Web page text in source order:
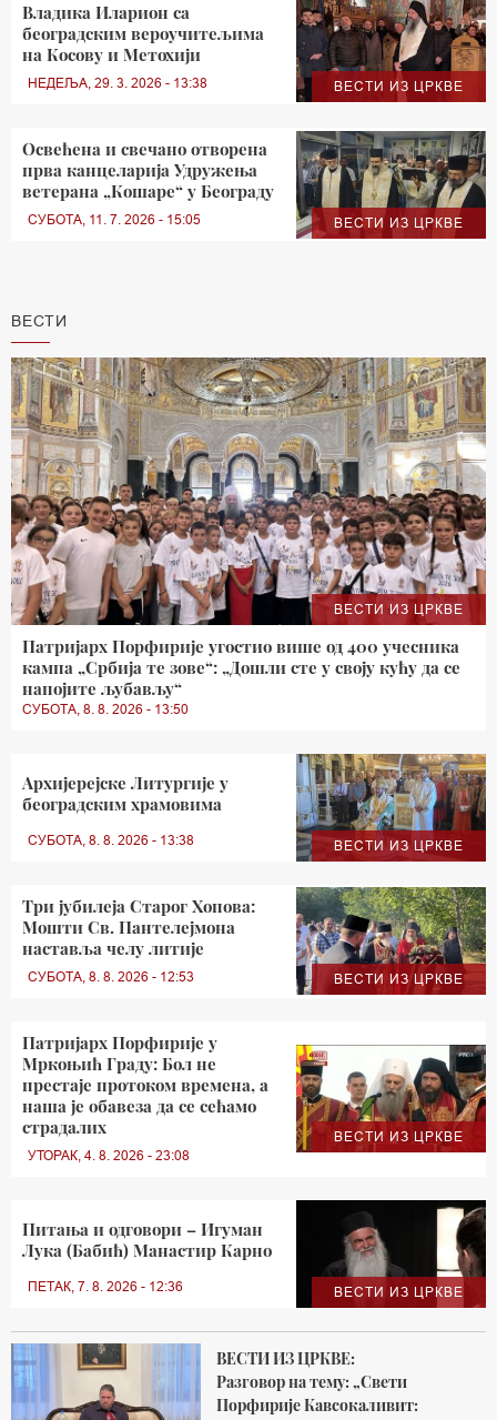
ВЕСТИ ИЗ ЦРКВЕ
Владика Иларион са
београдским вероучитељима
на Косову и Метохији
НЕДЕЉА, 29. 3. 2026 - 13:38
ВЕСТИ ИЗ ЦРКВЕ
Освећена и свечано отворена
прва канцеларија Удружења
ветерана „Кошаре“ у Београду
СУБОТА, 11. 7. 2026 - 15:05
ВЕСТИ
ВЕСТИ ИЗ ЦРКВЕ
Патријарх Порфирије угостио више од 400 учесника
кампа „Србија те зове“: „Дошли сте у своју кућу да се
напојите љубављу“
СУБОТА, 8. 8. 2026 - 13:50
ВЕСТИ ИЗ ЦРКВЕ
Архијерејске Литургије у
београдским храмовима
СУБОТА, 8. 8. 2026 - 13:38
ВЕСТИ ИЗ ЦРКВЕ
Три јубилеја Старог Хопова:
Мошти Св. Пантелејмона
наставља челу литије
СУБОТА, 8. 8. 2026 - 12:53
ВЕСТИ ИЗ ЦРКВЕ
Патријарх Порфирије у
Мркоњић Граду: Бол не
престаје протоком времена, а
наша је обавеза да се сећамо
страдалих
УТОРАК, 4. 8. 2026 - 23:08
ВЕСТИ ИЗ ЦРКВЕ
Питања и одговори – Игуман
Лука (Бабић) Манастир Карно
ПЕТАК, 7. 8. 2026 - 12:36
ВЕСТИ ИЗ ЦРКВЕ:
Разговор на тему: „Свети
Порфирије Кавсокаливит: